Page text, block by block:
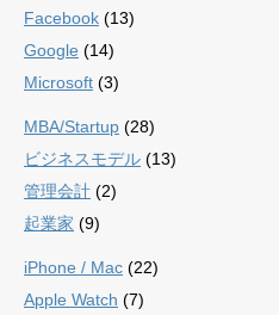
Facebook (13)
Google (14)
Microsoft (3)
MBA/Startup (28)
ビジネスモデル (13)
管理会計 (2)
起業家 (9)
iPhone / Mac (22)
Apple Watch (7)